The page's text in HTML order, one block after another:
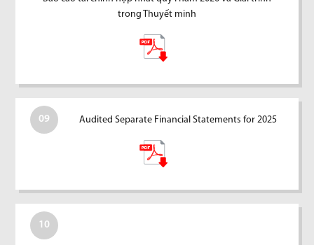
trong Thuyết minh
09 Audited Separate Financial Statements for 2025
10